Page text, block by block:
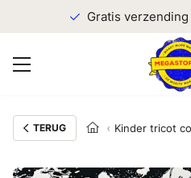
Gratis
TERUG Kinder tricot